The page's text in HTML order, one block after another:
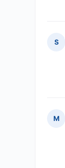
S
M